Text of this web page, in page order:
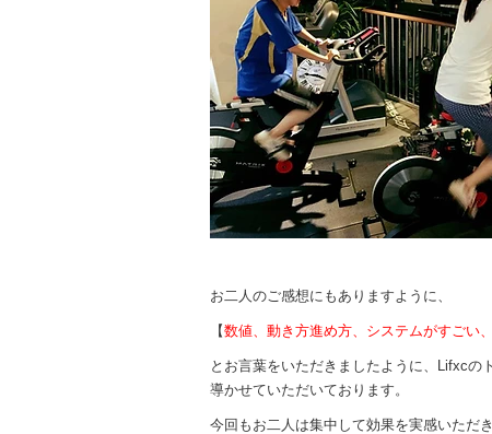
お二人のご感想にもありますように、
【数値、動き方進め方、システムがすごい
とお言葉をいただきましたように、Lifxcの
導かせていただいております。
今回もお二人は集中して効果を実感いただ